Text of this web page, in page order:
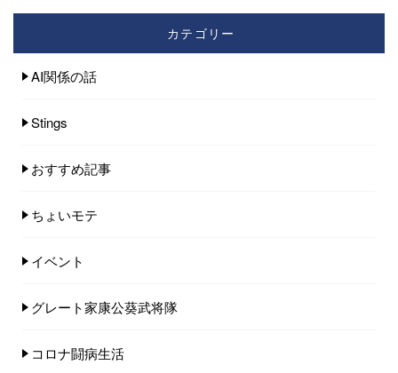
カテゴリー
AI関係の話
Stings
おすすめ記事
ちょいモテ
イベント
グレート家康公葵武将隊
コロナ闘病生活